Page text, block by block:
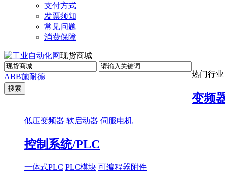
支付方式 |
发票须知
常见问题 |
消费保障
现货商城
ABB施耐德 热门行业
变频
低压变频器 软启动器 伺服电机
控制系统/PLC
一体式PLC PLC模块 可编程器附件